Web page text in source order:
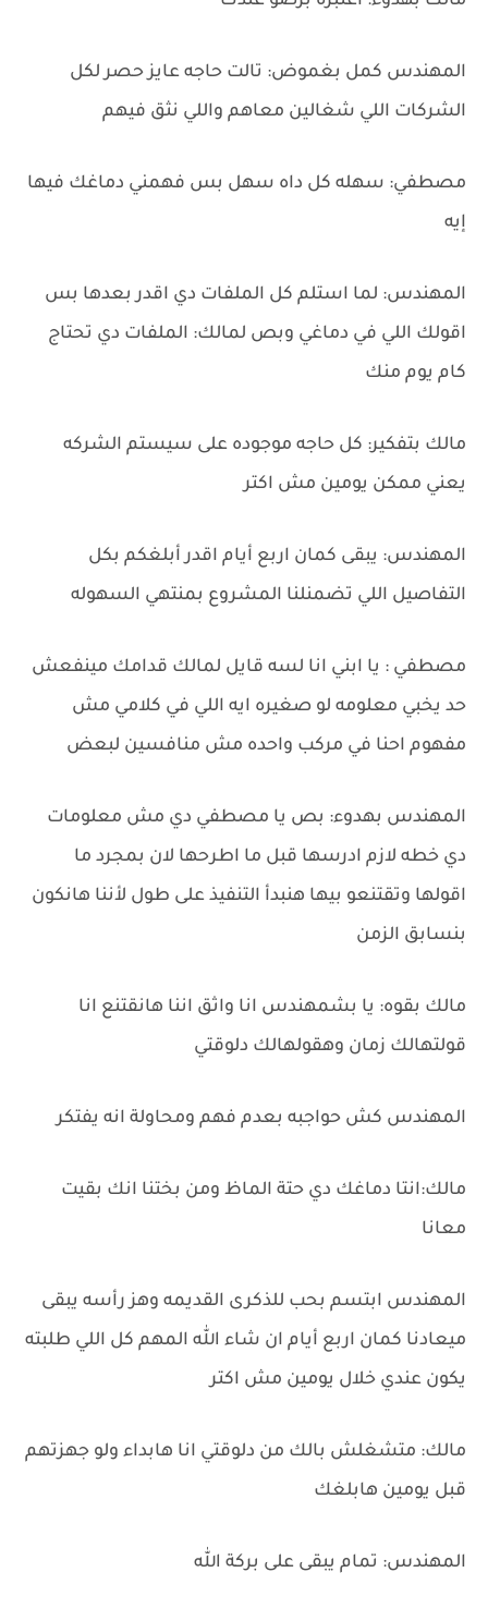
المهندس كمل بغموض: تالت حاجه عايز حصر لكل
الشركات اللي شغالين معاهم واللي نثق فيهم
مصطفي: سهله كل داه سهل بس فهمني دماغك فيها
إيه
المهندس: لما استلم كل الملفات دي اقدر بعدها بس
اقولك اللي في دماغي وبص لمالك: الملفات دي تحتاج
كام يوم منك
مالك بتفكير: كل حاجه موجوده على سيستم الشركه
يعني ممكن يومين مش اكتر
المهندس: يبقى كمان اربع أيام اقدر أبلغكم بكل
التفاصيل اللي تضمنلنا المشروع بمنتهي السهوله
مصطفي : يا ابني انا لسه قايل لمالك قدامك مينفعش
حد يخبي معلومه لو صغيره ايه اللي في كلامي مش
مفهوم احنا في مركب واحده مش منافسين لبعض
المهندس بهدوء: بص يا مصطفي دي مش معلومات
دي خطه لازم ادرسها قبل ما اطرحها لان بمجرد ما
اقولها وتقتنعو بيها هنبدأ التنفيذ على طول لأننا هانكون
بنسابق الزمن
مالك بقوه: يا بشمهندس انا واثق اننا هانقتنع انا
قولتهالك زمان وهقولهالك دلوقتي
المهندس كش حواجبه بعدم فهم ومحاولة انه يفتكر
مالك:انتا دماغك دي حتة الماظ ومن بختنا انك بقيت
معانا
المهندس ابتسم بحب للذكرى القديمه وهز رأسه يبقى
ميعادنا كمان اربع أيام ان شاء الله المهم كل اللي طلبته
يكون عندي خلال يومين مش اكتر
مالك: متشغلش بالك من دلوقتي انا هابداء ولو جهزتهم
قبل يومين هابلغك
المهندس: تمام يبقى على بركة الله